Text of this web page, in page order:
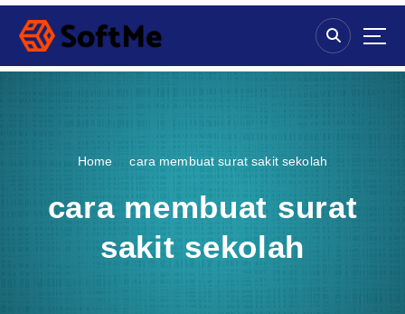
S
p
Home cara membuat surat sakit sekolah
cara membuat surat
sakit sekolah